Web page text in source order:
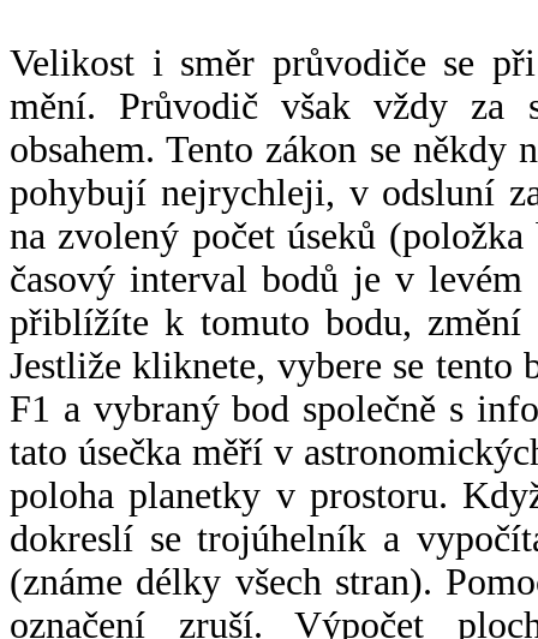
Velikost i směr průvodiče se
mění. Průvodič však vždy za
obsahem. Tento zákon se někdy
pohybují nejrychleji, v odsluní
na zvolený počet úseků
časový interval bodů je v
přiblížíte k tomuto bodu,
Jestliže kliknete, vybere se tento
F1 a vybraný bod společně s
tato úsečka měří v
poloha planetky v prostoru.
dokreslí se trojúhelník a
(známe délky všech stran).
označení zruší. Výpočet